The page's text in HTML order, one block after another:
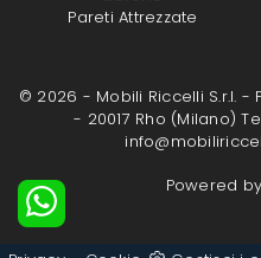
Pareti Attrezzate
© 2026 - Mobili Riccelli S.r.l. -
- 20017 Rho (Milano)
Powered by